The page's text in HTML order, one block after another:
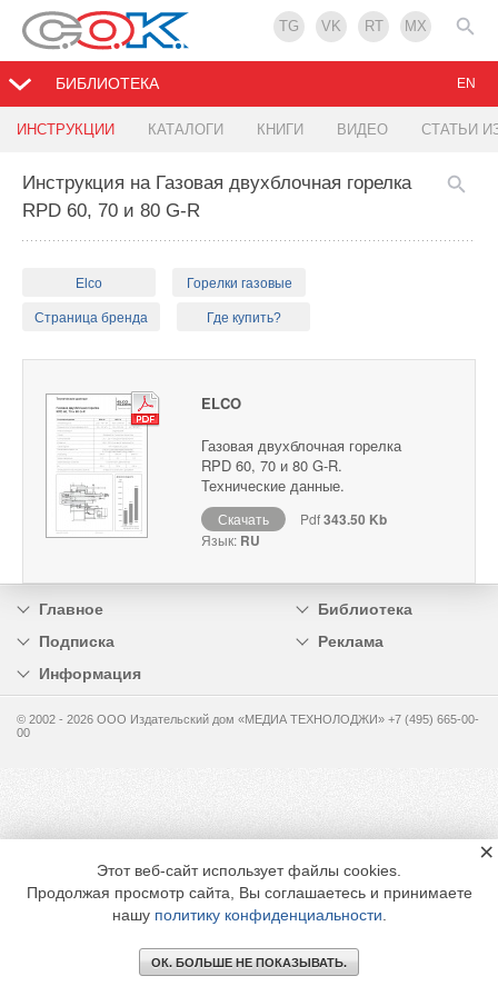
TG VK RT MX
БИБЛИОТЕКА
ИНСТРУКЦИИ КАТАЛОГИ КНИГИ ВИДЕО СТАТЬИ
EN
Инструкция на Газовая двухблочная горелка
RPD 60, 70 и 80 G-R
Elco Горелки газовые
Страница бренда Где купить?
ELCO
Газовая двухблочная горелка
RPD 60, 70 и 80 G-R.
Технические данные.
Скачать Pdf343.50 Kb
Язык: RU
Главное
Библиотека
Подписка
Реклама
Информация
© 2002 - 2026 OOO Издательский дом «МЕДИА ТЕХНОЛОДЖИ» +7 (495) 665-00-
00
Этот веб-сайт использует файлы cookies.
Продолжая просмотр сайта, Вы соглашаетесь и принимаете
нашу политику конфиденциальности
ОК. БОЛЬШЕ НЕ ПОКАЗЫВАТЬ.
×